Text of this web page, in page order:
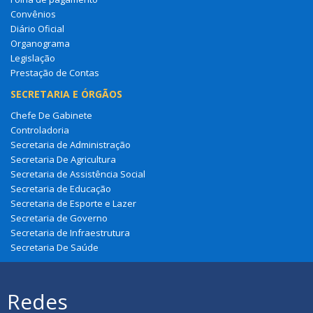
Convênios
Diário Oficial
Organograma
Legislação
Prestação de Contas
SECRETARIA E ÓRGÃOS
Chefe De Gabinete
Controladoria
Secretaria de Administração
Secretaria De Agricultura
Secretaria de Assistência Social
Secretaria de Educação
Secretaria de Esporte e Lazer
Secretaria de Governo
Secretaria de Infraestrutura
Secretaria De Saúde
Redes